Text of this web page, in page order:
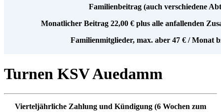
Familienbeitrag (auch verschiedene
Monatlicher Beitrag 22,00 € plus alle anfallenden
Familienmitglieder, max. aber 47 € / Monat
Turnen KSV Auedamm
Vierteljährliche Zahlung und Kündigung (6 Wochen zum